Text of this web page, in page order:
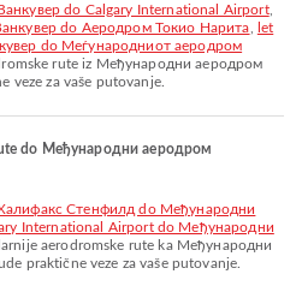
do Calgary International Airport,
do Аеродром Токио Нарита
let
do Меѓународниот аеродром
rute iz Међународни аеродром
veze za vaše putovanje.
do Међународни аеродром
International Airport do Међународни
aerodromske rute ka Међународни
praktične veze za vaše putovanje.